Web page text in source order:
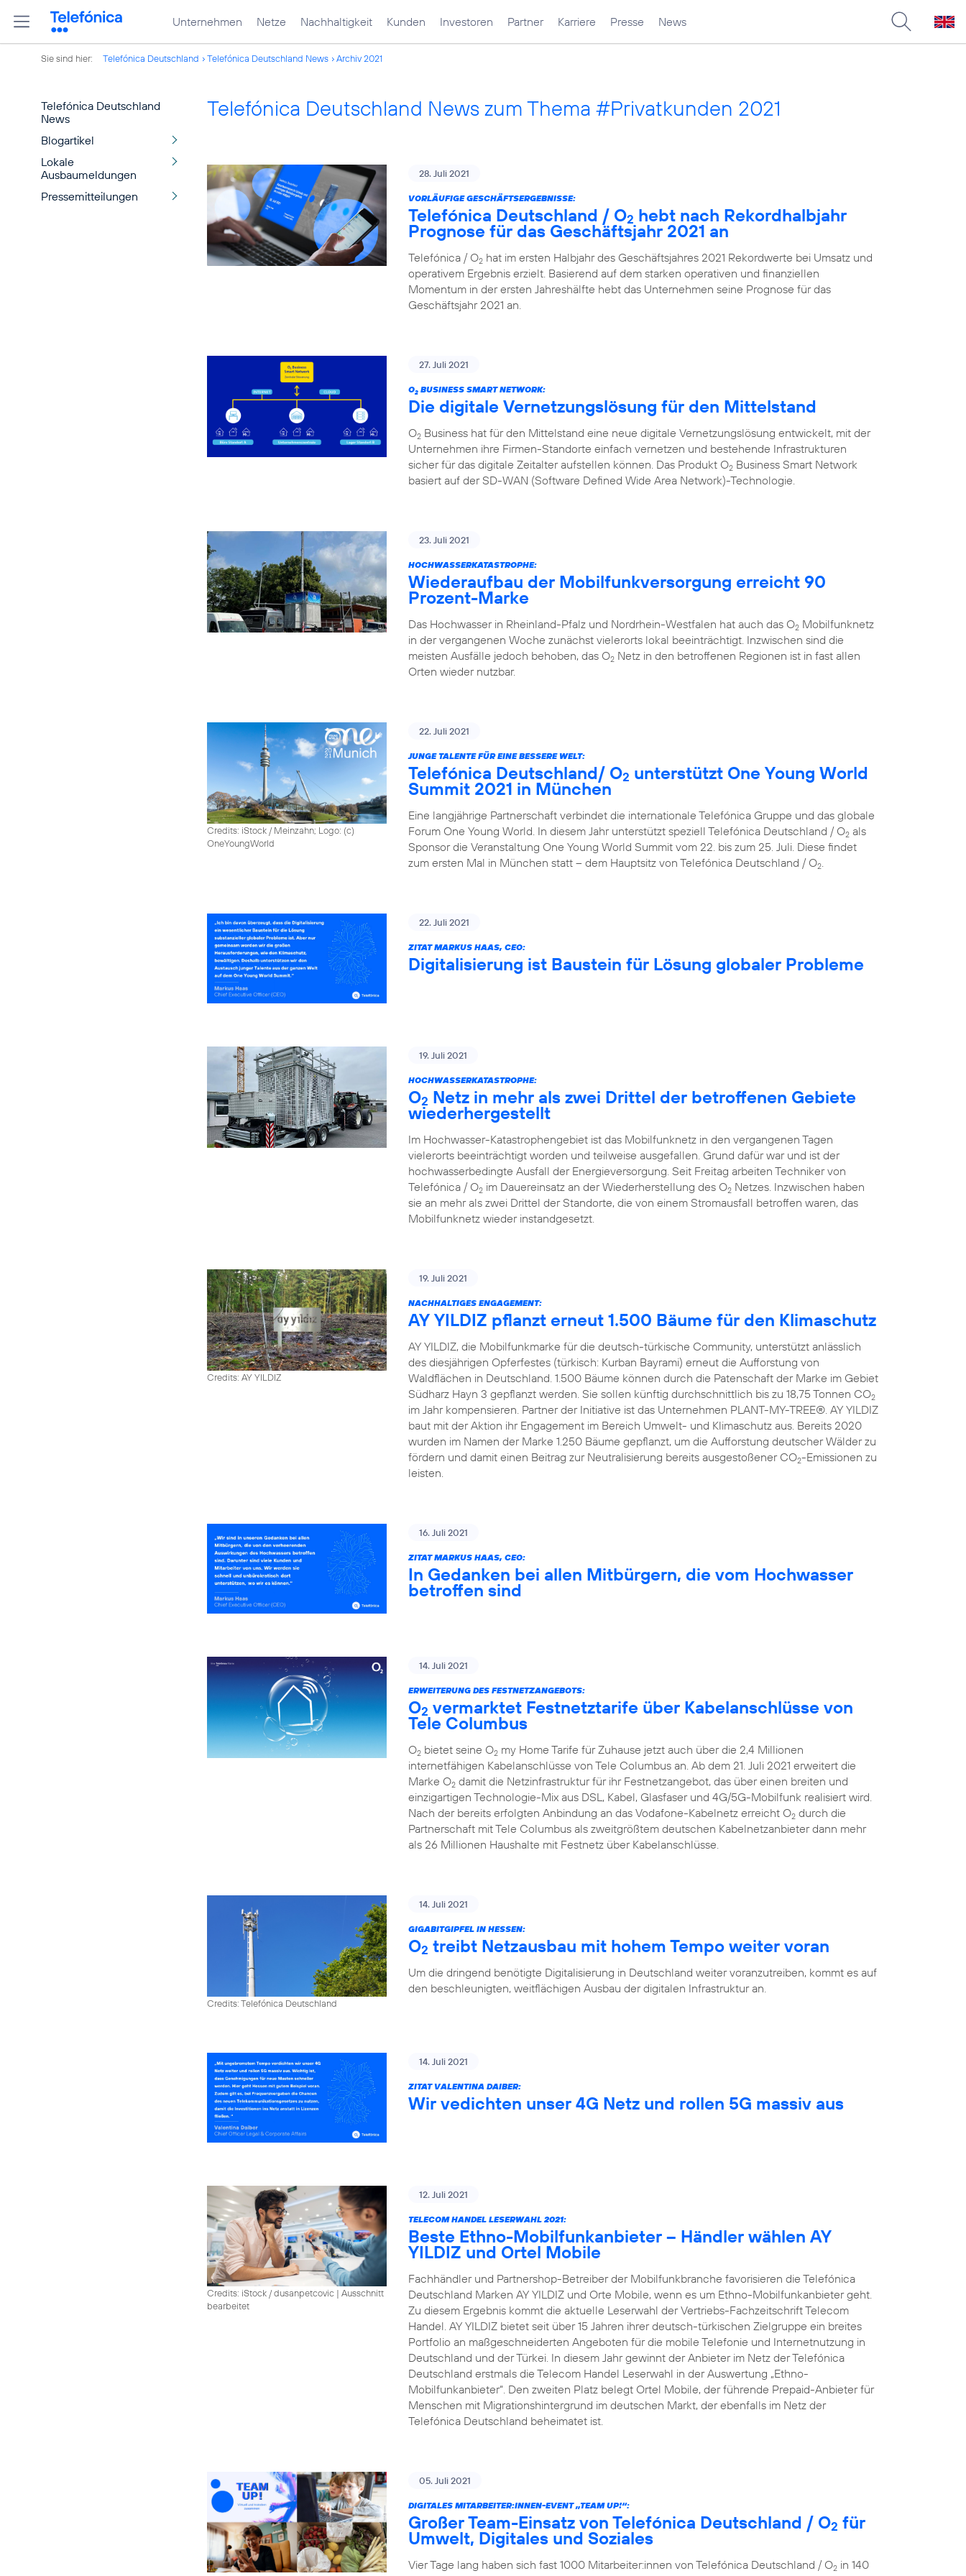
Unternehmen Netze Nachhaltigkeit Kunden Investoren Partner Karriere Presse News
Sie sind hier: Telefónica Deutschland Telefónica Deutschland News Archiv 2021
Telefónica Deutschland
News
Blogartikel
Lokale
Ausbaumeldungen
Pressemitteilungen
Telefónica Deutschland News zum Thema #Privatkunden 2021
28. Juli 2021
VORLÄUFIGE GESCHÄFTSERGEBNISSE:
Telefónica Deutschland / O2 hebt nach Rekordhalbjahr
Prognose für das Geschäftsjahr 2021 an
Telefónica / O2 hat im ersten Halbjahr des Geschäftsjahres 2021 Rekordwerte bei Umsatz und
operativem Ergebnis erzielt. Basierend auf dem starken operativen und finanziellen
Momentum in der ersten Jahreshälfte hebt das Unternehmen seine Prognose für das
Geschäftsjahr 2021 an.
27. Juli 2021
O2 BUSINESS SMART NETWORK:
Die digitale Vernetzungslösung für den Mittelstand
O2 Business hat für den Mittelstand eine neue digitale Vernetzungslösung entwickelt, mit der
Unternehmen ihre Firmen-Standorte einfach vernetzen und bestehende Infrastrukturen
sicher für das digitale Zeitalter aufstellen können. Das Produkt O2 Business Smart Network
basiert auf der SD-WAN (Software Defined Wide Area Network)-Technologie.
23. Juli 2021
HOCHWASSERKATASTROPHE:
Wiederaufbau der Mobilfunkversorgung erreicht 90
Prozent-Marke
Das Hochwasser in Rheinland-Pfalz und Nordrhein-Westfalen hat auch das O2 Mobilfunknetz
in der vergangenen Woche zunächst vielerorts lokal beeinträchtigt. Inzwischen sind die
meisten Ausfälle jedoch behoben, das O2 Netz in den betroffenen Regionen ist in fast allen
Orten wieder nutzbar.
Credits: iStock / Meinzahn; Logo: (c)
OneYoungWorld
22. Juli 2021
JUNGE TALENTE FÜR EINE BESSERE WELT:
Telefónica Deutschland/ O2 unterstützt One Young World
Summit 2021 in München
Eine langjährige Partnerschaft verbindet die internationale Telefónica Gruppe und das globale
Forum One Young World. In diesem Jahr unterstützt speziell Telefónica Deutschland / O2 als
Sponsor die Veranstaltung One Young World Summit vom 22. bis zum 25. Juli. Diese findet
zum ersten Mal in München statt – dem Hauptsitz von Telefónica Deutschland / O2.
22. Juli 2021
ZITAT MARKUS HAAS, CEO:
Digitalisierung ist Baustein für Lösung globaler Probleme
19. Juli 2021
HOCHWASSERKATASTROPHE:
O2 Netz in mehr als zwei Drittel der betroffenen Gebiete
wiederhergestellt
Im Hochwasser-Katastrophengebiet ist das Mobilfunknetz in den vergangenen Tagen
vielerorts beeinträchtigt worden und teilweise ausgefallen. Grund dafür war und ist der
hochwasserbedingte Ausfall der Energieversorgung. Seit Freitag arbeiten Techniker von
Telefónica / O2 im Dauereinsatz an der Wiederherstellung des O2 Netzes. Inzwischen haben
sie an mehr als zwei Drittel der Standorte, die von einem Stromausfall betroffen waren, das
Mobilfunknetz wieder instandgesetzt.
Credits: AY YILDIZ
19. Juli 2021
NACHHALTIGES ENGAGEMENT:
AY YILDIZ pflanzt erneut 1.500 Bäume für den Klimaschutz
AY YILDIZ, die Mobilfunkmarke für die deutsch-türkische Community, unterstützt anlässlich
des diesjährigen Opferfestes (türkisch: Kurban Bayrami) erneut die Aufforstung von
Waldflächen in Deutschland. 1.500 Bäume können durch die Patenschaft der Marke im Gebiet
Südharz Hayn 3 gepflanzt werden. Sie sollen künftig durchschnittlich bis zu 18,75 Tonnen CO2
im Jahr kompensieren. Partner der Initiative ist das Unternehmen PLANT-MY-TREE®. AY YILDIZ
baut mit der Aktion ihr Engagement im Bereich Umwelt- und Klimaschutz aus. Bereits 2020
wurden im Namen der Marke 1.250 Bäume gepflanzt, um die Aufforstung deutscher Wälder zu
fördern und damit einen Beitrag zur Neutralisierung bereits ausgestoßener CO2-Emissionen zu
leisten.
16. Juli 2021
ZITAT MARKUS HAAS, CEO:
In Gedanken bei allen Mitbürgern, die vom Hochwasser
betroffen sind
14. Juli 2021
ERWEITERUNG DES FESTNETZANGEBOTS:
O2 vermarktet Festnetztarife über Kabelanschlüsse von
Tele Columbus
O2 bietet seine O2 my Home Tarife für Zuhause jetzt auch über die 2,4 Millionen
internetfähigen Kabelanschlüsse von Tele Columbus an. Ab dem 21. Juli 2021 erweitert die
Marke O2 damit die Netzinfrastruktur für ihr Festnetzangebot, das über einen breiten und
einzigartigen Technologie-Mix aus DSL, Kabel, Glasfaser und 4G/5G-Mobilfunk realisiert wird.
Nach der bereits erfolgten Anbindung an das Vodafone-Kabelnetz erreicht O2 durch die
Partnerschaft mit Tele Columbus als zweitgrößtem deutschen Kabelnetzanbieter dann mehr
als 26 Millionen Haushalte mit Festnetz über Kabelanschlüsse.
Credits: Telefónica Deutschland
14. Juli 2021
GIGABITGIPFEL IN HESSEN:
O2 treibt Netzausbau mit hohem Tempo weiter voran
Um die dringend benötigte Digitalisierung in Deutschland weiter voranzutreiben, kommt es auf
den beschleunigten, weitflächigen Ausbau der digitalen Infrastruktur an.
14. Juli 2021
ZITAT VALENTINA DAIBER:
Wir vedichten unser 4G Netz und rollen 5G massiv aus
Credits: iStock / dusanpetcovic | Ausschnitt
bearbeitet
12. Juli 2021
TELECOM HANDEL LESERWAHL 2021:
Beste Ethno-Mobilfunkanbieter – Händler wählen AY
YILDIZ und Ortel Mobile
Fachhändler und Partnershop-Betreiber der Mobilfunkbranche favorisieren die Telefónica
Deutschland Marken AY YILDIZ und Orte Mobile, wenn es um Ethno-Mobilfunkanbieter geht.
Zu diesem Ergebnis kommt die aktuelle Leserwahl der Vertriebs-Fachzeitschrift Telecom
Handel. AY YILDIZ bietet seit über 15 Jahren ihrer deutsch-türkischen Zielgruppe ein breites
Portfolio an maßgeschneiderten Angeboten für die mobile Telefonie und Internetnutzung in
Deutschland und der Türkei. In diesem Jahr gewinnt der Anbieter im Netz der Telefónica
Deutschland erstmals die Telecom Handel Leserwahl in der Auswertung „Ethno-
Mobilfunkanbieter“. Den zweiten Platz belegt Ortel Mobile, der führende Prepaid-Anbieter für
Menschen mit Migrationshintergrund im deutschen Markt, der ebenfalls im Netz der
Telefónica Deutschland beheimatet ist.
05. Juli 2021
DIGITALES MITARBEITER:INNEN-EVENT „TEAM UP!“:
Großer Team-Einsatz von Telefónica Deutschland / O2 für
Umwelt, Digitales und Soziales
Vier Tage lang haben sich fast 1000 Mitarbeiter:innen von Telefónica Deutschland / O2 in 140